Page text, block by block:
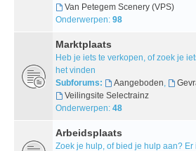
Van Petegem Scenery (VPS)
Onderwerpen: 98
Marktplaats
Heb je iets te verkopen, of zoek je
het vinden
Subforums:
Aangeboden,
Veilingsite Selectrainz
Onderwerpen: 48
Arbeidsplaats
Zoek je hulp, of bied je hulp aan?